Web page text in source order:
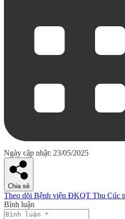
Ngày cập nhật: 23/05/2025
Chia sẻ
Theo dõi Bệnh viện ĐKQT Thu Cúc
Bình luận